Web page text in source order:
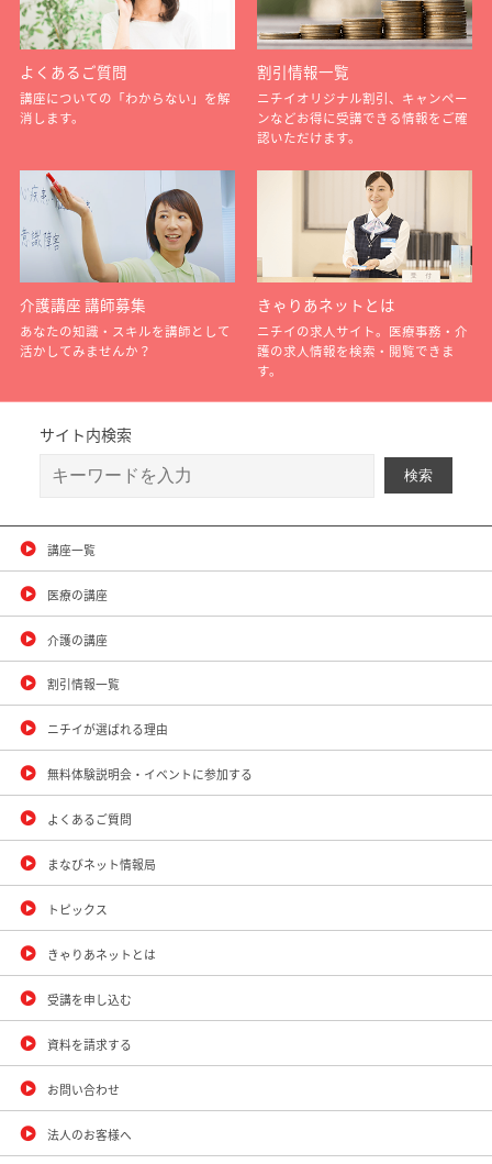
よくあるご質問
講座についての「わからない」を解
消します。
割引情報一覧
ニチイオリジナル割引、キャンペー
ンなどお得に受講できる情報をご確
認いただけます。
介護講座 講師募集
あなたの知識・スキルを講師として
活かしてみませんか？
きゃりあネットとは
ニチイの求人サイト。医療事務・介
護の求人情報を検索・閲覧できま
す。
サイト内検索
講座一覧
医療の講座
介護の講座
割引情報一覧
ニチイが選ばれる理由
無料体験説明会・イベントに参加する
よくあるご質問
まなびネット情報局
トピックス
きゃりあネットとは
受講を申し込む
資料を請求する
お問い合わせ
法人のお客様へ